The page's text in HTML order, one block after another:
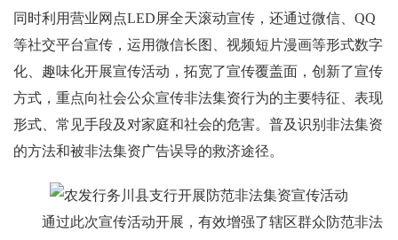
同时利用营业网点LED屏全天滚动宣传，还通过微信、QQ
等社交平台宣传，运用微信长图、视频短片漫画等形式数字
化、趣味化开展宣传活动，拓宽了宣传覆盖面，创新了宣传
方式，重点向社会公众宣传非法集资行为的主要特征、表现
形式、常见手段及对家庭和社会的危害。普及识别非法集资
的方法和被非法集资广告误导的救济途径。
通过此次宣传活动开展，有效增强了辖区群众防范非法